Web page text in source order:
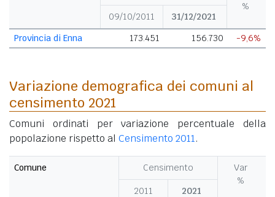
%
09/10/2011
31/12/2021
Provincia di Enna
173.451 156.730 -9,6%
Variazione demografica dei comuni al
censimento 2021
Comuni ordinati per variazione percentuale della
popolazione rispetto al Censimento 2011.
Comune Censimento
Var
%
2011
2021